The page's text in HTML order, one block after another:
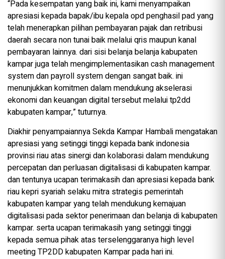
“Pada kesempatan yang baik ini, kami menyampaikan
apresiasi kepada bapak/ibu kepala opd penghasil pad yang
telah menerapkan pilihan pembayaran pajak dan retribusi
daerah secara non tunai baik melalui qris maupun kanal
pembayaran lainnya. dari sisi belanja belanja kabupaten
kampar juga telah mengimplementasikan cash management
system dan payroll system dengan sangat baik. ini
menunjukkan komitmen dalam mendukung akselerasi
ekonomi dan keuangan digital tersebut melalui tp2dd
kabupaten kampar,” tuturnya.
Diakhir penyampaiannya Sekda Kampar Hambali mengatakan
apresiasi yang setinggi tinggi kepada bank indonesia
provinsi riau atas sinergi dan kolaborasi dalam mendukung
percepatan dan perluasan digitalisasi di kabupaten kampar.
dan tentunya ucapan terimakasih dan apresiasi kepada bank
riau kepri syariah selaku mitra strategis pemerintah
kabupaten kampar yang telah mendukung kemajuan
digitalisasi pada sektor penerimaan dan belanja di kabupaten
kampar. serta ucapan terimakasih yang setinggi tinggi
kepada semua pihak atas terselenggaranya high level
meeting TP2DD kabupaten Kampar pada hari ini.